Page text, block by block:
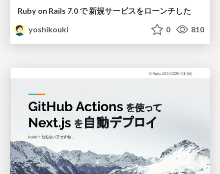
Ruby on Rails 7.0 で 新規サービスをローンチした
yoshikouki
0 810